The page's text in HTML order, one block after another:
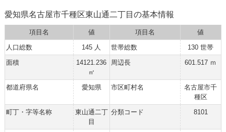
愛知県名古屋市千種区東山通二丁目の基本情報
項目名 値 項目名
値
人口総数
145 人 世帯総数
130 世帯
面積
14121.236
㎡
周辺長 601.517 ｍ
都道府県名 愛知県 市区町村名
名古屋市千
種区
町丁・字等名称
東山通二丁
目
分類コード 8101